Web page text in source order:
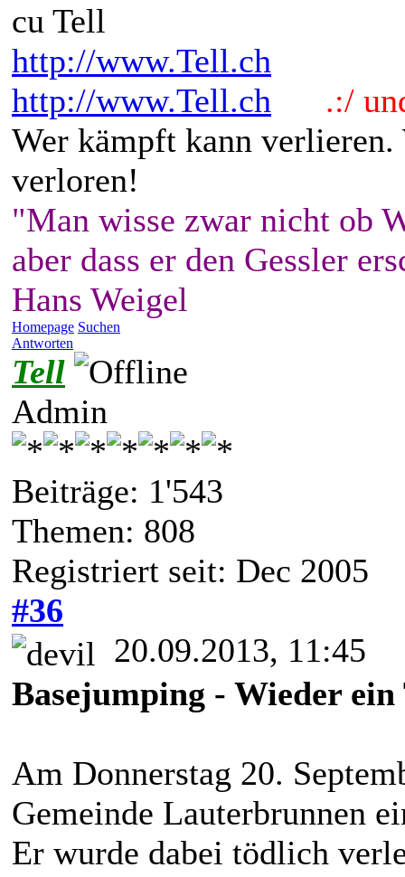
cu Tell
http://www.Tell.ch
http://www.Tell.ch
.:/
Wer kämpft kann
verloren!
"Man wisse zwar nicht ob
aber dass er den Gessler
Hans Weigel
Homepage Suchen
Antworten
Tell
Admin
Beiträge: 1'543
Themen: 808
Registriert seit: Dec 2005
#36
20.09.2013, 11:45
Basejumping - Wieder
Am Donnerstag 20.
Gemeinde Lauterbrunnen
Er wurde dabei tödlich